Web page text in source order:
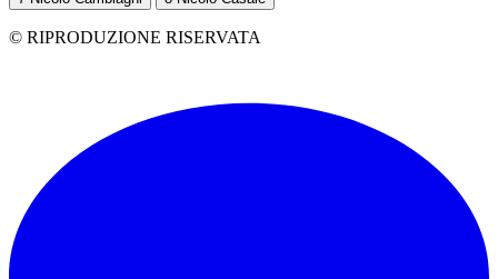
© RIPRODUZIONE RISERVATA